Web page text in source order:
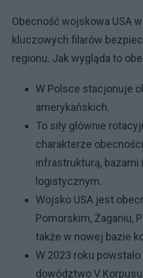
Obecność wojskowa USA
kluczowych filarów
regionu. Jak wygląda to
W Polsce stacjonuje
amerykańskich.
To siły głównie
charakterze
infrastrukturą, bazami
logistycznym.
Wojsko USA jest
Pomorskim, Żaganiu,
także w nowej bazie
W 2023 roku
dowództwo V Korpusu